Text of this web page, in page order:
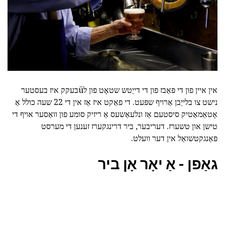
אין איין פון די פּאַבז פון די דייַטש שטאָט פון לüבעקק איז בעסטער
נישט צו בלייַבן אַרויף שפּעט. די פאַקט איז אַז אין די 22 שעה כולל אַ
אָטאַמאַטיק סיסטעם אַז ונלעאַשעס אַ ריזיק סומע פון וואַסער אויף די
טישן און טשערז. דעריבער, ביר דרינגקערז זענען די מערסט
פּאַנגקטשואַל אין דער וועלט.
גאַפן - אַ יאָר אָן ביר